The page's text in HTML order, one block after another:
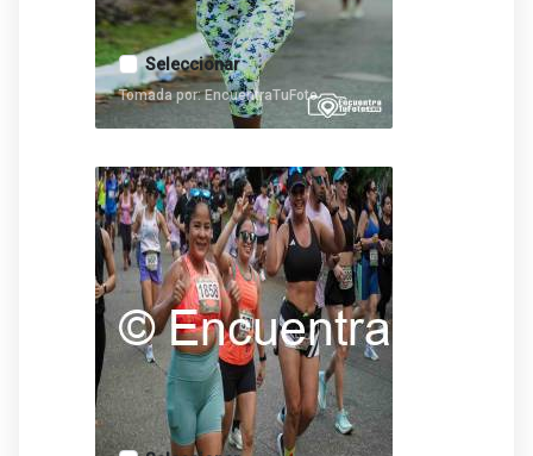
Seleccionar
Tomada por: EncuentraTuFoto